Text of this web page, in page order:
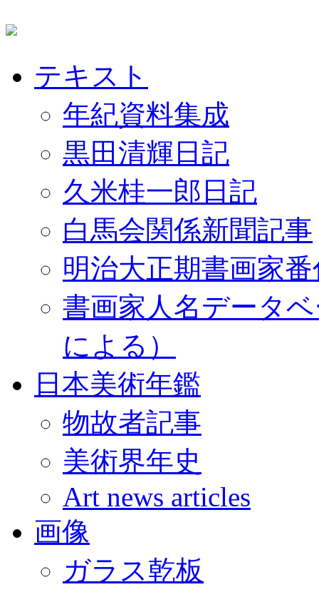
テキスト
年紀資料集成
黒田清輝日記
久米桂一郎日記
白馬会関係新聞記事
明治大正期書画家
書画家人名データ
による）
日本美術年鑑
物故者記事
美術界年史
Art news articles
画像
ガラス乾板